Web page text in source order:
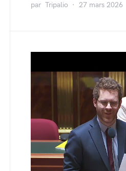
par Tripalio 27 mars 2026